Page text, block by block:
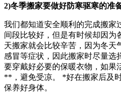
2)冬季搬家要做好防寒驱寒的准
我们都知道安全顺利的完成搬家
间段比较好，但是有时候却因为
天搬家就会比较辛苦，因为冬天
感冒等症状，因此搬家时尽量选
要穿戴好必要的保暖衣物，如果
**，避免受凉。 *好在搬家后及
保养好身体。